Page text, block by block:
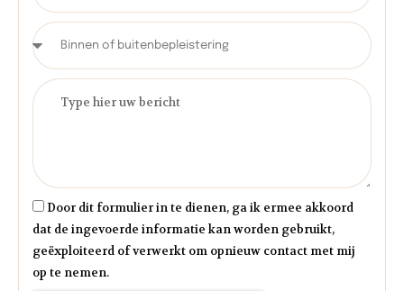
Door dit formulier in te dienen, ga ik ermee akkoord
dat de ingevoerde informatie kan worden gebruikt,
geëxploiteerd of verwerkt om opnieuw contact met mij
op te nemen.